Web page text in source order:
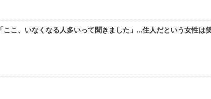
「ここ、いなくなる人多いって聞きました」…住人だという女性